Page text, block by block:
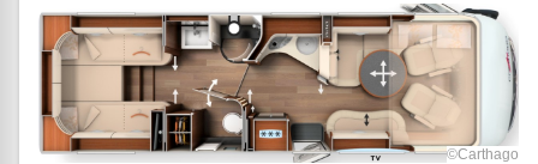
©Carthago